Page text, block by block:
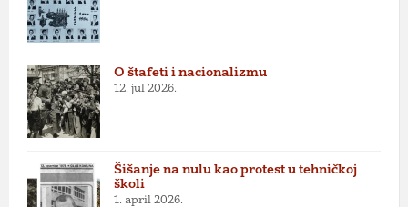
O štafeti i nacionalizmu
12. jul 2026.
Šišanje na nulu kao protest u tehničkoj
školi
1. april 2026.